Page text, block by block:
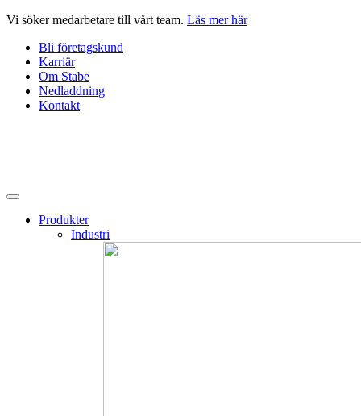
Hoppa
innehåll
Vi söker medarbetare till vårt team. Läs mer här
Bli företagskund
Karriär
Om Stabe
Nedladdning
Kontakt
Produkter
Industri